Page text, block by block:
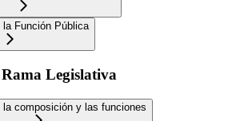
Función Pública
Legislativa
la composición y las funciones